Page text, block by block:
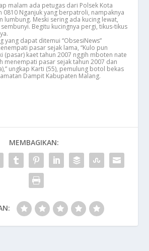
malam ada petugas dari Polsek Kota
0810 Nganjuk yang berpatroli, nampaknya
lumbung. Meski sering ada kucing lewat,
Begitu kucingnya pergi, tikus-tikus
yang dapat ditemui “ObsesiNews”
pasar sejak lama, “Kulo pun
(pasar) kaet tahun 2007 nggih mboten nate
menempati pasar sejak tahun 2007 dan
ungkap Karti (55), pemulung botol bekas
Dampit Kabupaten Malang.
MEMBAGIKAN: